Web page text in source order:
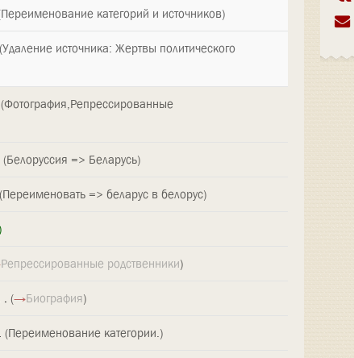
категорий и источников)
(Удаление источника: Жертвы политического
(Фотография,Репрессированные
(Белоруссия => Беларусь)
(Переименовать => беларус в белорус)
Репрессированные родственники)
. (→Биография)
(Переименование категории.)